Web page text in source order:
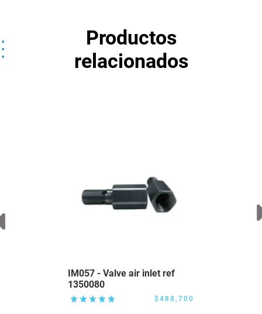
Productos
relacionados
IM057 - Valve air inlet ref
1350080
$488,700